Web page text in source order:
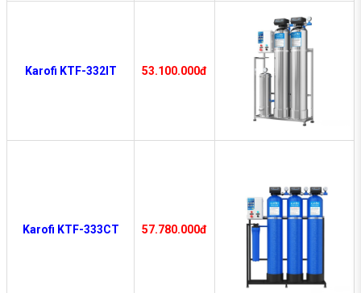
Karofi KTF-332IT 53.100.000đ
Karofi KTF-333CT 57.780.000đ